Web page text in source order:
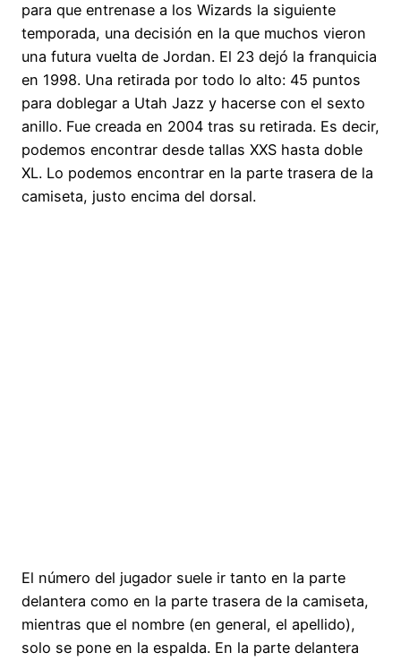
para que entrenase a los Wizards la siguiente
temporada, una decisión en la que muchos vieron
una futura vuelta de Jordan. El 23 dejó la franquicia
en 1998. Una retirada por todo lo alto: 45 puntos
para doblegar a Utah Jazz y hacerse con el sexto
anillo. Fue creada en 2004 tras su retirada. Es decir,
podemos encontrar desde tallas XXS hasta doble
XL. Lo podemos encontrar en la parte trasera de la
camiseta, justo encima del dorsal.
El número del jugador suele ir tanto en la parte
delantera como en la parte trasera de la camiseta,
mientras que el nombre (en general, el apellido),
solo se pone en la espalda. En la parte delantera